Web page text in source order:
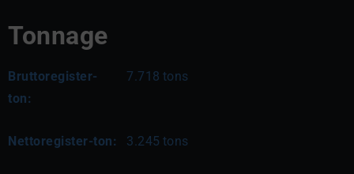
Tonnage
Bruttoregister-
ton:
7.718 tons
Nettoregister-ton: 3.245 tons